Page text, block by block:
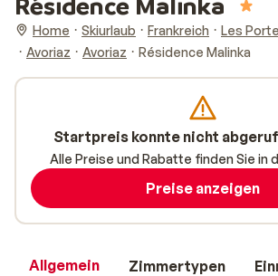
Home Skiurlaub Frankreich
Les
Avoriaz
Avoriaz Résidence Malinka
Allgemein Zimmertypen
Startpreis konnte nicht
Alle Preise und Rabatte finden Sie in
Preise anzeigen